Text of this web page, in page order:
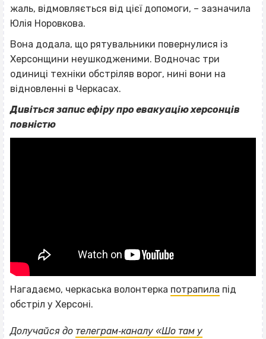
жаль, відмовляється від цієї допомоги, – зазначила
Юлія Норовкова.
Вона додала, що рятувальники повернулися із
Херсонщини неушкодженими. Водночас три
одиниці техніки обстріляв ворог, нині вони на
відновленні в Черкасах.
Дивіться запис ефіру про евакуацію херсонців
повністю
Нагадаємо, черкаська волонтерка потрапила під
обстріл у Херсоні.
Долучайся до телеграм‐каналу «Шо там у